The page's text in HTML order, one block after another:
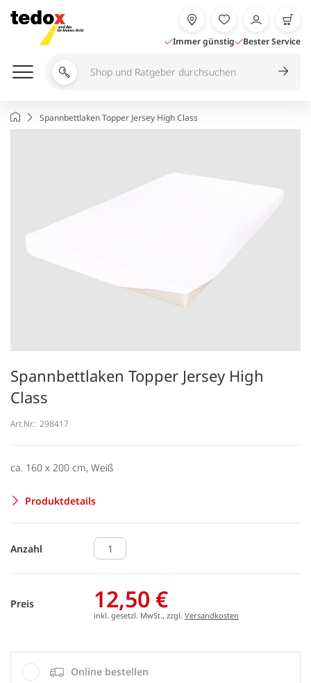
Inhalt
springen
Immer günstig Bester Service
Shop
durchsuchen
StartseiteSpannbettlaken Topper Jersey High Class
Spannbettlaken Topper Jersey High
Class
Art.Nr.: 298417
ca. 160 x 200 cm, Weiß
Produktdetails
Anzahl
Preis 12,50 €
inkl. gesetzl. MwSt., zzgl. Versandkosten
Online bestellen